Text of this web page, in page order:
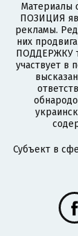
Материалы
ПОЗИЦИЯ
рекламы.
них
ПОДДЕРЖКУ
участвует в
Субъект в